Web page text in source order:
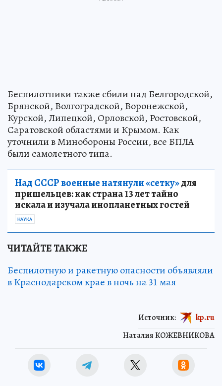
Беспилотники также сбили над Белгородской,
Брянской, Волгоградской, Воронежской,
Курской, Липецкой, Орловской, Ростовской,
Саратовской областями и Крымом. Как
уточнили в Минобороны России, все БПЛА
были самолетного типа.
Над СССР военные натянули «сетку»для
пришельцев: как страна 13 лет тайно
искала и изучала инопланетных гостей
НАУКА
ЧИТАЙТЕ ТАКЖЕ
Беспилотную и ракетную опасности объявляли
в Краснодарском крае в ночь на 31 мая
Наталия КОЖЕВНИКОВА
Источник: kp.ru